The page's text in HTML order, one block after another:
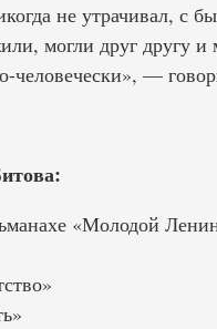
не утрачивал,
могли друг другу
человечески», —
«Молодой